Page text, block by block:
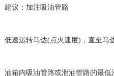
建议：加注吸油管路
低速运转马达(点火速度)，直至马
油箱内吸油管路或泄油管路的最